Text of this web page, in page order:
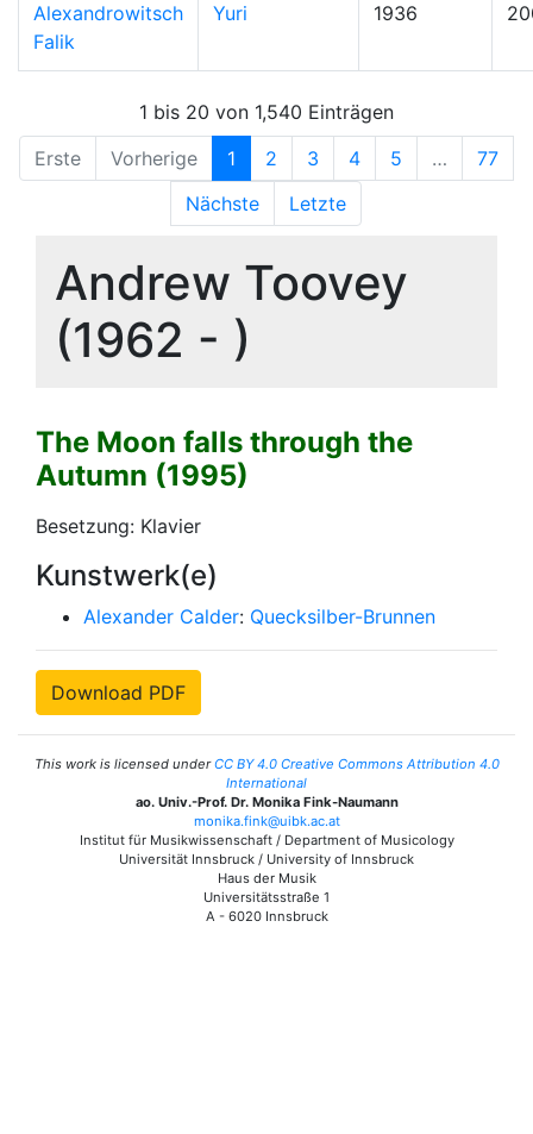
Alexandrowitsch
Falik
Yuri 1936
1 bis 20 von 1,540 Einträgen
Erste
Vorherige 1 2 3 4 5 …
77
Nächste
Letzte
Andrew Toovey
(1962 - )
The Moon falls through the
Autumn (1995)
Besetzung: Klavier
Kunstwerk(e)
Alexander Calder: Quecksilber-Brunnen
Download PDF
This work is licensed underCC BY 4.0 Creative Commons Attribution 4.0
International
ao. Univ.-Prof. Dr. Monika Fink-Naumann
monika.fink@uibk.ac.at
Institut für Musikwissenschaft / Department of Musicology
Universität Innsbruck / University of Innsbruck
Haus der Musik
Universitätsstraße 1
A - 6020 Innsbruck